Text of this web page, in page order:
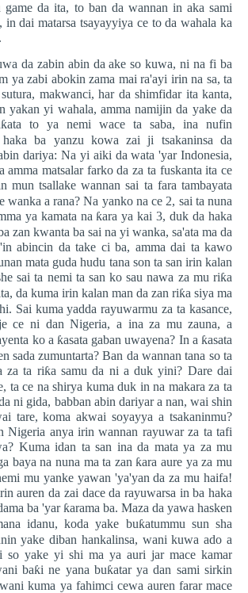
da ita, to ban da wannan in aka sami
in dai matarsa tsayayyiya ce to da wahala ka
da zabin abin da ake so kuwa, ni na fi ba
ya zabi abokin zama mai ra'ayi irin na sa, ta
makwanci, har da shimfidar ita kanta,
yakan yi wahala, amma namijin da yake da
ƙata to ya nemi wace ta saba, ina nufin
ba yanzu kowa zai ji tsakaninsa da
dariya: Na yi aiki da wata 'yar Indonesia,
amma matsalar farko da za ta fuskanta ita ce
mun tsallake wannan sai ta fara tambayata
wanka a rana? Na yanko na ce 2, sai ta nuna
ya kamata na ƙara ya kai 3, duk da haka
zan kwanta ba sai na yi wanka, sa'ata ma da
abincin da take ci ba, amma dai ta kawo
mata guda hudu tana son ta san irin kalan
sai ta nemi ta san ko sau nawa za mu riƙa
da kuma irin kalan man da zan riƙa siya ma
Sai kuma yadda rayuwarmu za ta kasance,
ce ni dan Nigeria, a ina za mu zauna, a
ko a ƙasata gaban uwayena? In a ƙasata
sada zumuntarta? Ban da wannan tana so ta
za ta riƙa samu da ni a duk yini? Dare dai
ta ce na shirya kuma duk in na makara za ta
ni gida, babban abin dariyar a nan, wai shin
tare, koma akwai soyayya a tsakaninmu?
Nigeria anya irin wannan rayuwar za ta tafi
Kuma idan ta san ina da mata ya za mu
baya na nuna ma ta zan ƙara aure ya za mu
mu yanke yawan 'ya'yan da za mu haifa!
auren da zai dace da rayuwarsa in ba haka
ba 'yarƙarama ba. Maza da yawa hasken
idanu, koda yake buƙatummu sun sha
yake diban hankalinsa, wani kuwa ado a
so yake yi shi ma ya auri jar mace kamar
baƙi ne yana buƙatar ya dan sami sirkin
kuma ya fahimci cewa auren farar mace